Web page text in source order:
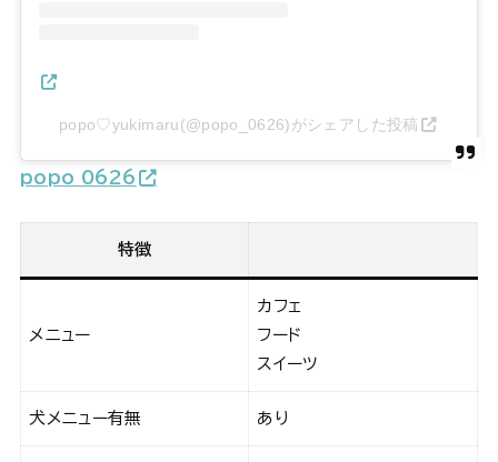
popo♡yukimaru(@popo_0626)がシェアした投稿
popo_0626
特徴
メニュー
カフェ
フード
スイーツ
犬メニュー有無 あり